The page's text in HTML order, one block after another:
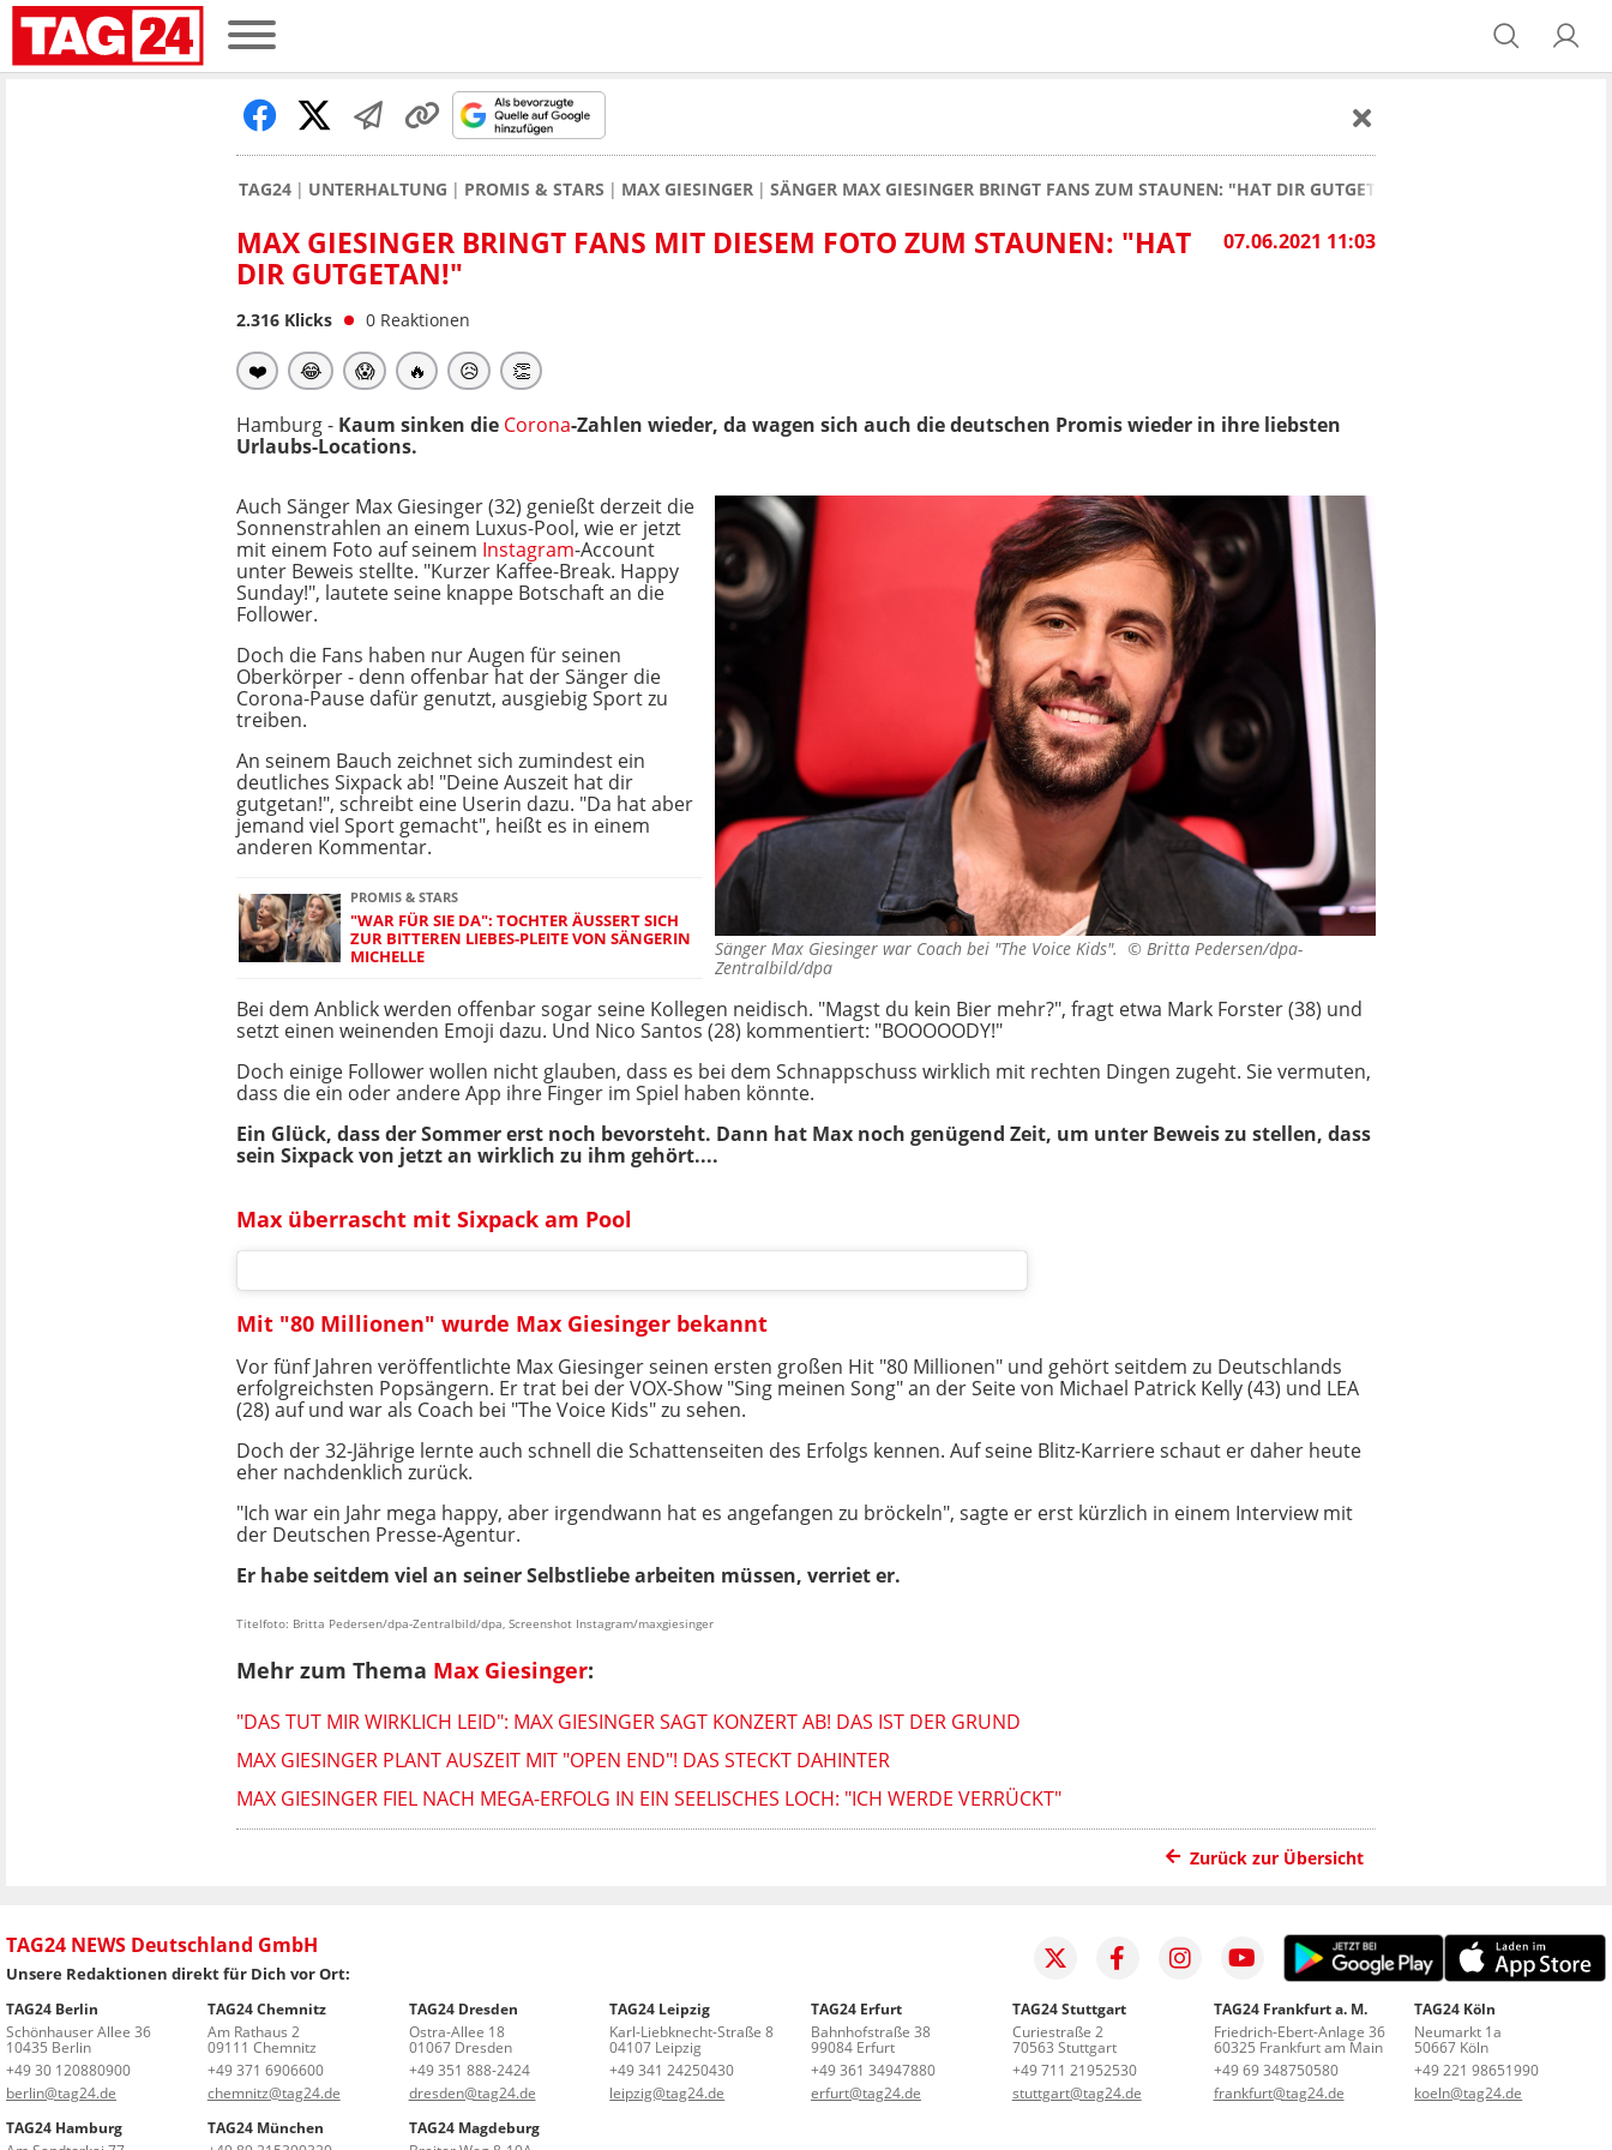
TAG24 UNTERHALTUNG PROMIS & STARS MAX GIESINGER SÄNGER MAX GIESINGER BRINGT FANS ZUM STAUNEN: "HAT DIR GUTGETAN!"
07.06.2021 11:03
MAX GIESINGER BRINGT FANS MIT DIESEM FOTO ZUM STAUNEN: "HAT
DIR GUTGETAN!"
2.316 Klicks 0 Reaktionen
❤️ 😂 😱 🔥 😥 👏
Hamburg - Kaum sinken die Corona-Zahlen wieder, da wagen sich auch die deutschen Promis wieder in ihre liebsten
Urlaubs-Locations.
Sänger Max Giesinger war Coach bei "The Voice Kids". © Britta Pedersen/dpa-
Zentralbild/dpa
Auch Sänger Max Giesinger (32) genießt derzeit die
Sonnenstrahlen an einem Luxus-Pool, wie er jetzt
mit einem Foto auf seinem Instagram-Account
unter Beweis stellte. "Kurzer Kaffee-Break. Happy
Sunday!", lautete seine knappe Botschaft an die
Follower.
Doch die Fans haben nur Augen für seinen
Oberkörper - denn offenbar hat der Sänger die
Corona-Pause dafür genutzt, ausgiebig Sport zu
treiben.
An seinem Bauch zeichnet sich zumindest ein
deutliches Sixpack ab! "Deine Auszeit hat dir
gutgetan!", schreibt eine Userin dazu. "Da hat aber
jemand viel Sport gemacht", heißt es in einem
anderen Kommentar.
PROMIS & STARS
"WAR FÜR SIE DA": TOCHTER ÄUSSERT SICH Z
UR BITTEREN LIEBES-PLEITE VON SÄNGERIN M
ICHELLE
Bei dem Anblick werden offenbar sogar seine Kollegen neidisch. "Magst du kein Bier mehr?", fragt etwa Mark Forster (38) und
setzt einen weinenden Emoji dazu. Und Nico Santos (28) kommentiert: "BOOOOODY!"
Doch einige Follower wollen nicht glauben, dass es bei dem Schnappschuss wirklich mit rechten Dingen zugeht. Sie vermuten,
dass die ein oder andere App ihre Finger im Spiel haben könnte.
Ein Glück, dass der Sommer erst noch bevorsteht. Dann hat Max noch genügend Zeit, um unter Beweis zu stellen, dass
sein Sixpack von jetzt an wirklich zu ihm gehört....
Max überrascht mit Sixpack am Pool
Mit "80 Millionen" wurde Max Giesinger bekannt
Vor fünf Jahren veröffentlichte Max Giesinger seinen ersten großen Hit "80 Millionen" und gehört seitdem zu Deutschlands
erfolgreichsten Popsängern. Er trat bei der VOX-Show "Sing meinen Song" an der Seite von Michael Patrick Kelly (43) und LEA
(28) auf und war als Coach bei "The Voice Kids" zu sehen.
Doch der 32-Jährige lernte auch schnell die Schattenseiten des Erfolgs kennen. Auf seine Blitz-Karriere schaut er daher heute
eher nachdenklich zurück.
"Ich war ein Jahr mega happy, aber irgendwann hat es angefangen zu bröckeln", sagte er erst kürzlich in einem Interview mit
der Deutschen Presse-Agentur.
Er habe seitdem viel an seiner Selbstliebe arbeiten müssen, verriet er.
Titelfoto: Britta Pedersen/dpa-Zentralbild/dpa, Screenshot Instagram/maxgiesinger
Mehr zum Thema Max Giesinger:
"DAS TUT MIR WIRKLICH LEID": MAX GIESINGER SAGT KONZERT AB! DAS IST DER GRUND
MAX GIESINGER PLANT AUSZEIT MIT "OPEN END"! DAS STECKT DAHINTER
MAX GIESINGER FIEL NACH MEGA-ERFOLG IN EIN SEELISCHES LOCH: "ICH WERDE VERRÜCKT"
Zurück zur Übersicht
TAG24 NEWS Deutschland GmbH
Unsere Redaktionen direkt für Dich vor Ort:
TAG24 Berlin
Schönhauser Allee 36
10435 Berlin
+49 30 120880900
berlin@tag24.de
TAG24 Chemnitz
Am Rathaus 2
09111 Chemnitz
+49 371 6906600
chemnitz@tag24.de
TAG24 Dresden
Ostra-Allee 18
01067 Dresden
+49 351 888-2424
dresden@tag24.de
TAG24 Leipzig
Karl-Liebknecht-Straße 8
04107 Leipzig
+49 341 24250430
leipzig@tag24.de
TAG24 Erfurt
Bahnhofstraße 38
99084 Erfurt
+49 361 34947880
erfurt@tag24.de
TAG24 Stuttgart
Curiestraße 2
70563 Stuttgart
+49 711 21952530
stuttgart@tag24.de
TAG24 Frankfurt a. M.
Friedrich-Ebert-Anlage 36
60325 Frankfurt am Main
+49 69 348750580
frankfurt@tag24.de
TAG24 Köln
Neumarkt 1a
50667 Köln
+49 221 98651990
koeln@tag24.de
TAG24 Hamburg
TAG24 München
TAG24 Magdeburg